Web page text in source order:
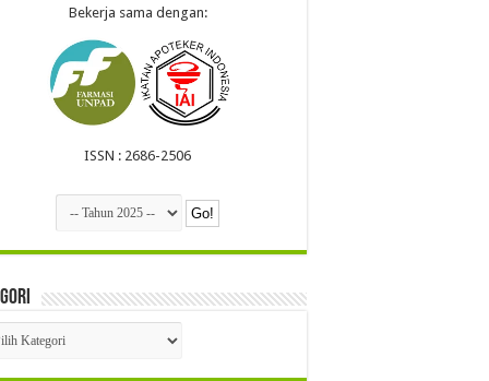
Bekerja sama dengan:
ISSN : 2686-2506